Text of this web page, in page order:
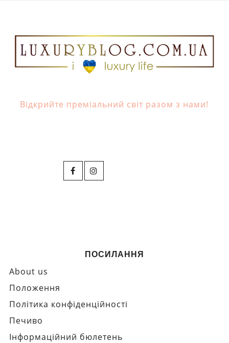
Відкрийте преміальний світ разом з нами!
ПОСИЛАННЯ
About us
Положення
Політика конфіденційності
Печиво
Інформаційний бюлетень